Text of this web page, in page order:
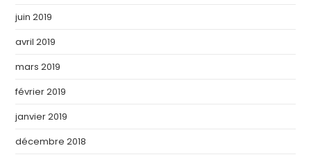
juin 2019
avril 2019
mars 2019
février 2019
janvier 2019
décembre 2018